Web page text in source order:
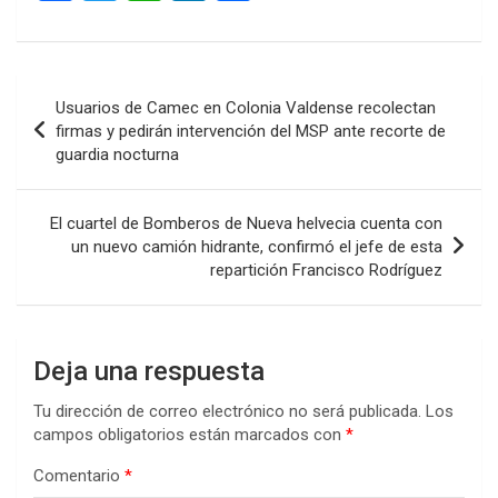
ce
o
o
k
tt at
A
p
p
ke
n
m
ar
de
entradas
Usuarios de Camec en Colonia Valdense recolectan
firmas y pedirán intervención del MSP ante recorte de
guardia nocturna
El cuartel de Bomberos de Nueva helvecia cuenta con
un nuevo camión hidrante, confirmó el jefe de esta
repartición Francisco Rodríguez
Deja una respuesta
Tu dirección de correo electrónico no será publicada. Los
campos obligatorios están marcados con *
Comentario *